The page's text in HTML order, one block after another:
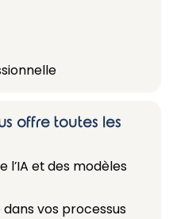
offre toutes les
l’IA et des modèles
vos processus